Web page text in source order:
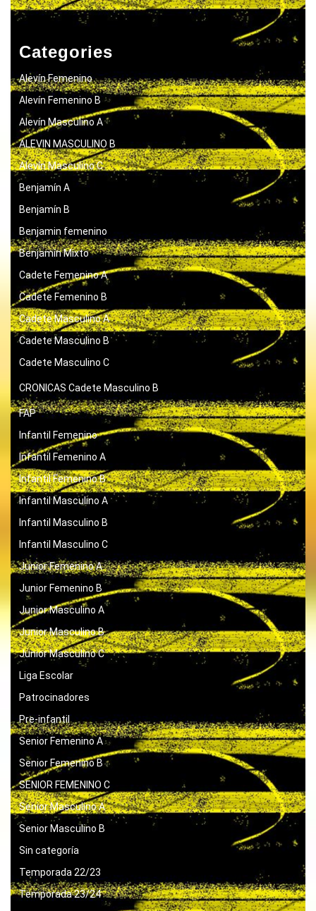
Categories
Alevín Femenino
Alevín Femenino B
Alevín Masculino A
ALEVIN MASCULINO B
Alevín Masculino C
Benjamín A
Benjamín B
Benjamin femenino
Benjamín Mixto
Cadete Femenino A
Cadete Femenino B
Cadete Masculino A
Cadete Masculino B
Cadete Masculino C
CRONICAS Cadete Masculino B
FAP
Infantil Femenino
Infantil Femenino A
Infantil Femenino B
Infantil Masculino A
Infantil Masculino B
Infantil Masculino C
Junior Femenino A
Junior Femenino B
Junior Masculino A
Junior Masculino B
Junior Masculino C
Liga Escolar
Patrocinadores
Pre-infantil
Senior Femenino A
Senior Femenino B
SENIOR FEMENINO C
Senior Masculino A
Senior Masculino B
Sin categoría
Temporada 22/23
Temporada 23/24